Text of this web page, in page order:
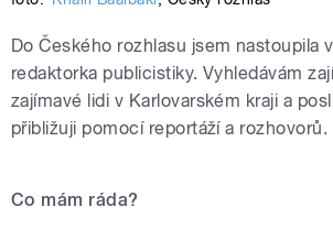
Do Českého rozhlasu jsem nastoupila
redaktorka publicistiky. Vyhledávám
zajímavé lidi v Karlovarském kraji a
přibližuji pomocí reportáží a rozhovorů.
Co mám ráda?